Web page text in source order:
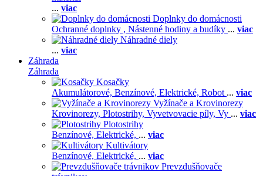
... viac
Doplnky do domácnosti
Ochranné doplnky , Nástenné hodiny a budíky ... viac
Náhradné diely
... viac
Záhrada
Záhrada
Kosačky
Akumulátorové, Benzínové, Elektrické, Robot ... viac
Vyžínače a Krovinorezy
Krovinorezy, Plotostrihy, Vyvetvovacie píly, Vy ... viac
Plotostrihy
Benzínové, Elektrické, ... viac
Kultivátory
Benzínové, Elektrické, ... viac
Prevzdušňovače